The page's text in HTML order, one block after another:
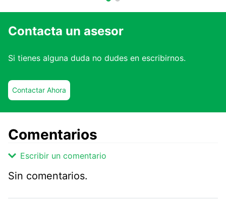
Contacta un asesor
Si tienes alguna duda no dudes en escribirnos.
Contactar Ahora
Comentarios
Escribir un comentario
Sin comentarios.